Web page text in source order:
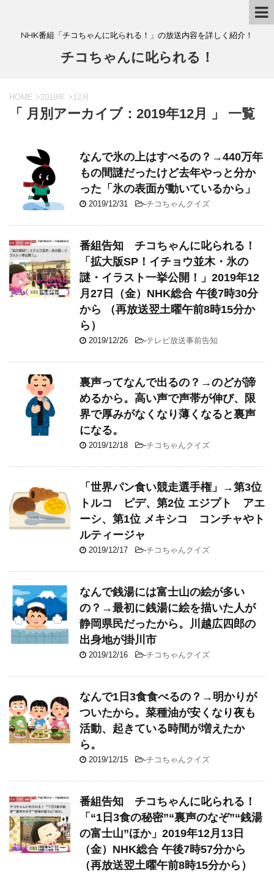
NHK番組「チコちゃんに叱られる！」の放送内容を詳しく紹介！
チコちゃんに叱られる！
HOME >2019年 >12月
「 月別アーカイブ：2019年12月 」 一覧
なんで氷の上はすべるの？→440万年
もの間謎だったけど去年やっと分か
った「氷の表面が動いているから」
2019/12/31 -チコちゃんクイズ
番組告知 チコちゃんに叱られる！
「拡大版SP！イチョウ並木・氷の
謎・イラスト一挙公開！」2019年12
月27日（金）NHK総合 午後7時30分
から （再放送翌土曜午前8時15分か
ら）
2019/12/26 -テレビ放送事前告知
裏声ってなんで出るの？→のどが諦
めるから。高い声で声帯が伸び、限
界で厚みがなくなり薄くなると裏声
になる。
2019/12/18 -チコちゃんクイズ
「世界パン食い競走選手権」→第3位
トルコ ピデ、第2位 エジプト アエ
ーシ、第1位 メキシコ コンチャやト
ルティージャ
2019/12/17 -チコちゃんクイズ
なんで銭湯には富士山の絵が多い
の？→最初に銭湯に絵を描いた人が
静岡県民だったから。川越広四郎の
出身地が掛川市
2019/12/16 -チコちゃんクイズ
なんで1日3食食べるの？→明かりが
ついたから。菜種油が安くなり夜も
活動、起きている時間が増えたか
ら。
2019/12/15 -チコちゃんクイズ
番組告知 チコちゃんに叱られる！
「“1日3食の秘密”“裏声のなぞ”“銭湯
の富士山”ほか」2019年12月13日
（金）NHK総合 午後7時57分から
（再放送翌土曜午前8時15分から）